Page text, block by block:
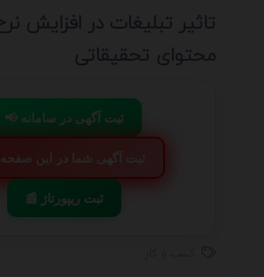
تاثیر تبلیغات در افزایش
محتوای تحقیقاتی
📢 ثبت آگهی در سامانه
💬 ثبت آگهی شما در این صفحه
📰 ثبت ریپورتاژ